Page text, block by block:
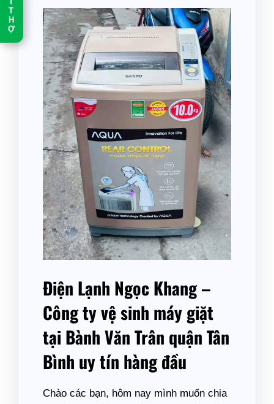
T
H
Ợ
Điện Lạnh Ngọc Khang –
Công ty vệ sinh máy giặt
tại Bành Văn Trân quận Tân
Bình uy tín hàng đầu
Chào các bạn, hôm nay mình muốn chia